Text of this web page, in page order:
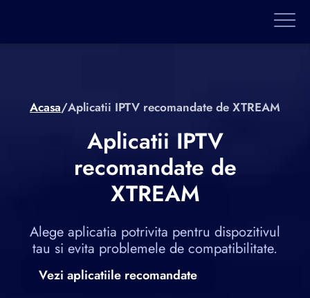
Acasa/Aplicatii IPTV recomandate de XTREAM
Aplicatii IPTV
recomandate de
XTREAM
Alege aplicatia potrivita pentru dispozitivul
tau si evita problemele de compatibilitate.
Vezi aplicatiile recomandate